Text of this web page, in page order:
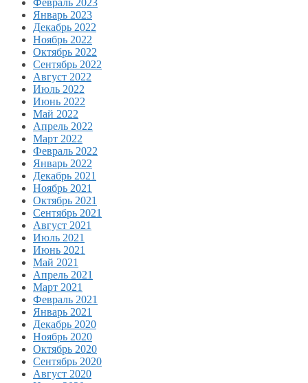
Февраль 2023
Январь 2023
Декабрь 2022
Ноябрь 2022
Октябрь 2022
Сентябрь 2022
Август 2022
Июль 2022
Июнь 2022
Май 2022
Апрель 2022
Март 2022
Февраль 2022
Январь 2022
Декабрь 2021
Ноябрь 2021
Октябрь 2021
Сентябрь 2021
Август 2021
Июль 2021
Июнь 2021
Май 2021
Апрель 2021
Март 2021
Февраль 2021
Январь 2021
Декабрь 2020
Ноябрь 2020
Октябрь 2020
Сентябрь 2020
Август 2020